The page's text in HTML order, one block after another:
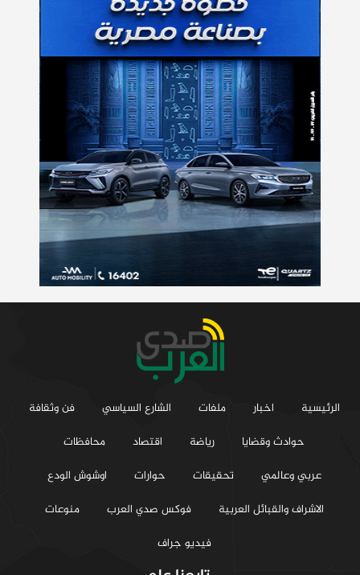
الرئيسية اخبار ملفات الشارع السياسي
فن وثقافة
حوادث وقضايا
رياضة اقتصاد
محافظات
عربي وعالمي
تحقيقات حوارات
اوشوش الودع
الاشراف والقبائل العربية
فوكس صدي العرب
منوعات
فيديو جراف